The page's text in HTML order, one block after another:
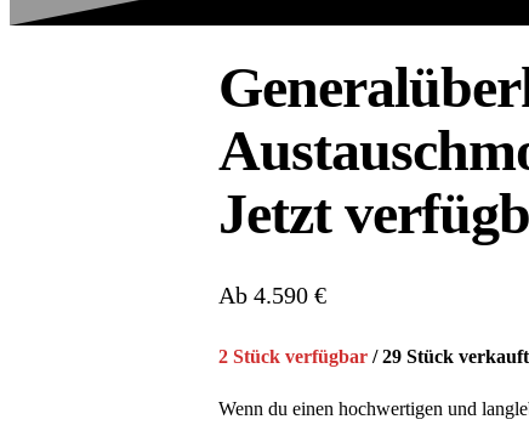
Jetzt
Ab 4.590 €
2 Stück verfügbar / 29 Stück verkauft
Wenn du einen hochwertigen und